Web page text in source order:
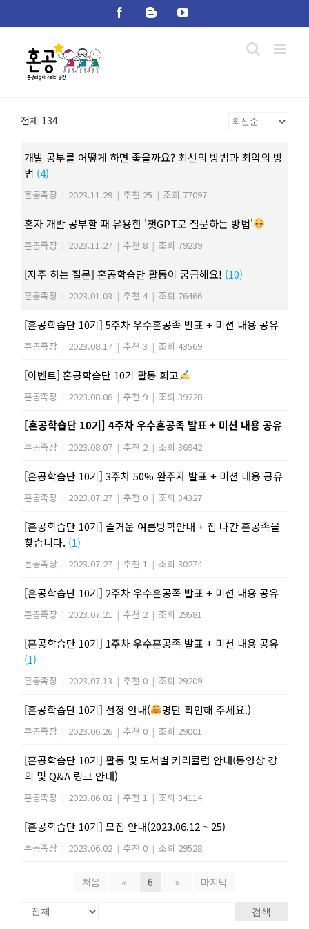
FacebookBloggerYouTube
전체 134
개발 공부를 어떻게 하면 좋을까요? 최선의 방법과 최악의 방
법 (4)
혼공족장 | 2023.11.29 | 추천 25 | 조회 77097
혼자 개발 공부할 때 유용한 '챗GPT로 질문하는 방법'
혼공족장 | 2023.11.27 | 추천 8 | 조회 79239
[자주 하는 질문] 혼공학습단 활동이 궁금해요! (10)
혼공족장 | 2023.01.03 | 추천 4 | 조회 76466
[혼공학습단 10기] 5주차 우수혼공족 발표 + 미션 내용 공유
혼공족장 | 2023.08.17 | 추천 3 | 조회 43569
[이벤트] 혼공학습단 10기 활동 회고
혼공족장 | 2023.08.08 | 추천 9 | 조회 39228
[혼공학습단 10기] 4주차 우수혼공족 발표 + 미션 내용 공유
혼공족장 | 2023.08.07 | 추천 2 | 조회 36942
[혼공학습단 10기] 3주차 50% 완주자 발표 + 미션 내용 공유
혼공족장 | 2023.07.27 | 추천 0 | 조회 34327
[혼공학습단 10기] 즐거운 여름방학안내 + 집 나간 혼공족을
찾습니다. (1)
혼공족장 | 2023.07.27 | 추천 1 | 조회 30274
[혼공학습단 10기] 2주차 우수혼공족 발표 + 미션 내용 공유
혼공족장 | 2023.07.21 | 추천 2 | 조회 29581
[혼공학습단 10기] 1주차 우수혼공족 발표 + 미션 내용 공유
(1)
혼공족장 | 2023.07.13 | 추천 0 | 조회 29209
[혼공학습단 10기] 선정 안내( 명단 확인해 주세요.)
혼공족장 | 2023.06.26 | 추천 0 | 조회 29001
[혼공학습단 10기] 활동 및 도서별 커리큘럼 안내(동영상 강
의 및 Q&A 링크 안내)
혼공족장 | 2023.06.02 | 추천 1 | 조회 34114
[혼공학습단 10기] 모집 안내(2023.06.12 ~ 25)
혼공족장 | 2023.06.02 | 추천 0 | 조회 29528
처음 « 6 » 마지막
검색